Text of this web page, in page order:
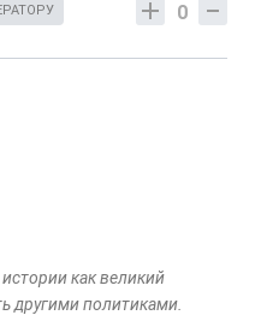
0
как великий
другими политиками.